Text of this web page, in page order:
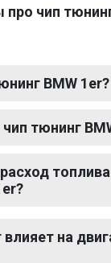
чип
BMW 1er?
тюнинг
на